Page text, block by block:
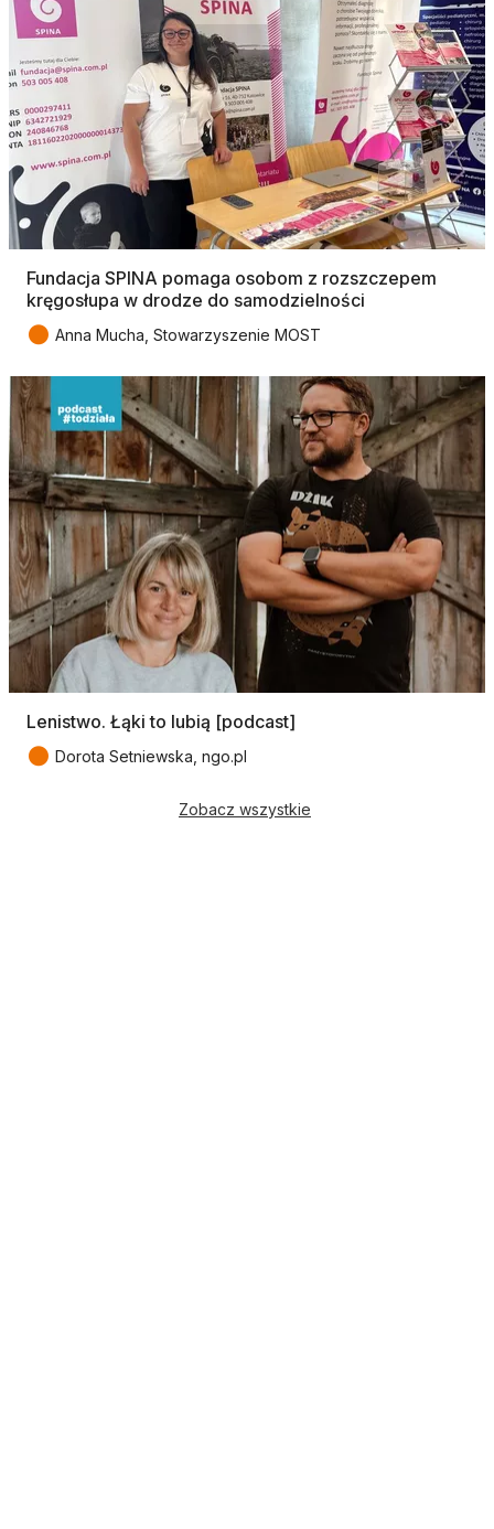
Fundacja SPINA pomaga osobom z rozszczepem
kręgosłupa w drodze do samodzielności
● Anna Mucha, Stowarzyszenie MOST
Lenistwo. Łąki to lubią [podcast]
● Dorota Setniewska, ngo.pl
Zobacz wszystkie